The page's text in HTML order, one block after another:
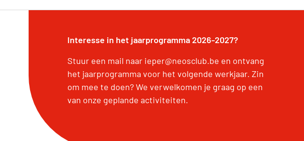
Interesse in het jaarprogramma 2026-2027?
Stuur een mail naar ieper@neosclub.be en ontvang
het jaarprogramma voor het volgende werkjaar. Zin
om mee te doen? We verwelkomen je graag op een
van onze geplande activiteiten.